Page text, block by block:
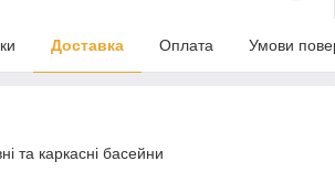
Доставка Оплата Умови
та каркасні басейни